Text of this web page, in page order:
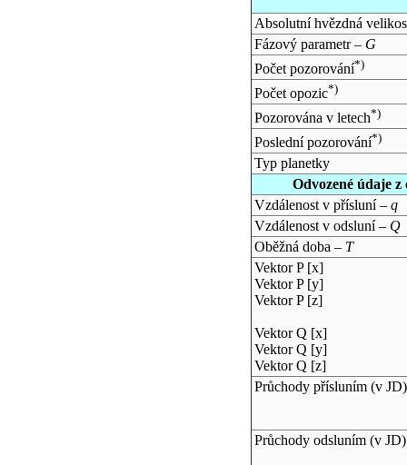
Absolutní hvězdná
Fázový parametr – G
Počet pozorování*)
Počet opozic*)
Pozorována v letech*)
Poslední pozorování*)
Typ planetky
Odvozené údaje
Vzdálenost v přísluní – q
Vzdálenost v odsluní – Q
Oběžná doba – T
Vektor P [x]
Vektor P [y]
Vektor P [z]
Vektor Q [x]
Vektor Q [y]
Vektor Q [z]
Průchody přísluním (v JD)
Průchody odsluním (v JD)